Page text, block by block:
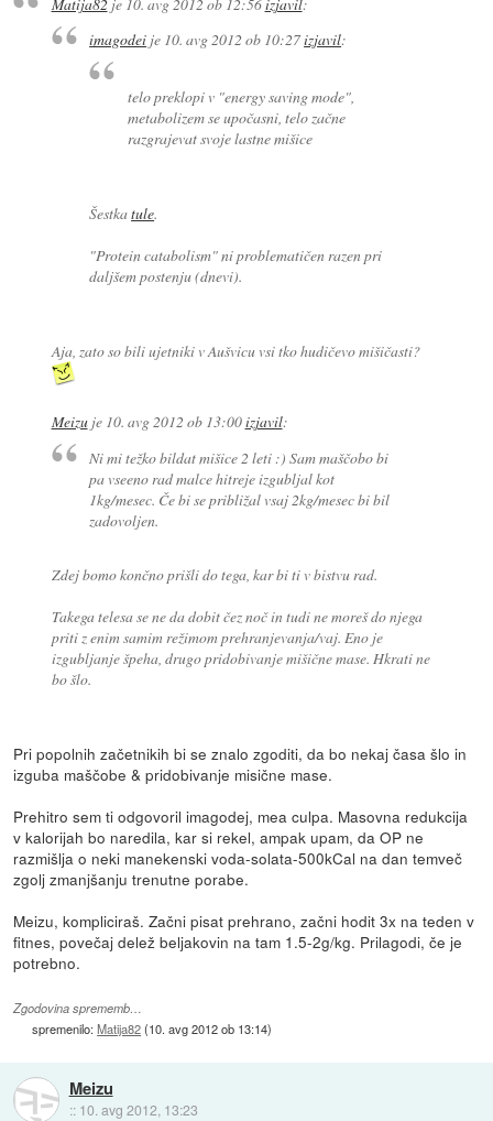
imagodei je 10. avg 2012 ob 10:27izjavil:
telo preklopi v "energy saving mode",
metabolizem se upočasni, telo začne
razgrajevat svoje lastne mišice
Šestkatule.
"Protein catabolism" ni problematičen razen pri
daljšem postenju (dnevi).
Aja, zato so bili ujetniki v Aušvicu vsi tko hudičevo mišičasti?
Meizuje 10. avg 2012 ob 13:00izjavil:
Ni mi težko bildat mišice 2 leti :) Sam maščobo bi
pa vseeno rad malce hitreje izgubljal kot
1kg/mesec. Če bi se približal vsaj 2kg/mesec bi bil
zadovoljen.
Zdej bomo končno prišli do tega, kar bi ti v bistvu rad.
Takega telesa se ne da dobit čez noč in tudi ne moreš do njega
priti z enim samim režimom prehranjevanja/vaj. Eno je
izgubljanje špeha, drugo pridobivanje mišične mase. Hkrati ne
bo šlo.
Pri popolnih začetnikih bi se znalo zgoditi, da bo nekaj časa šlo in
izguba maščobe & pridobivanje misične mase.
Prehitro sem ti odgovoril imagodej, mea culpa. Masovna redukcija
v kalorijah bo naredila, kar si rekel, ampak upam, da OP ne
razmišlja o neki manekenski voda-solata-500kCal na dan temveč
zgolj zmanjšanju trenutne porabe.
Meizu, kompliciraš. Začni pisat prehrano, začni hodit 3x na teden v
fitnes, povečaj delež beljakovin na tam 1.5-2g/kg. Prilagodi, če je
potrebno.
Zgodovina sprememb…
spremenilo:Matija82(10. avg 2012 ob 13:14)
Meizu
:: 10. avg 2012, 13:23